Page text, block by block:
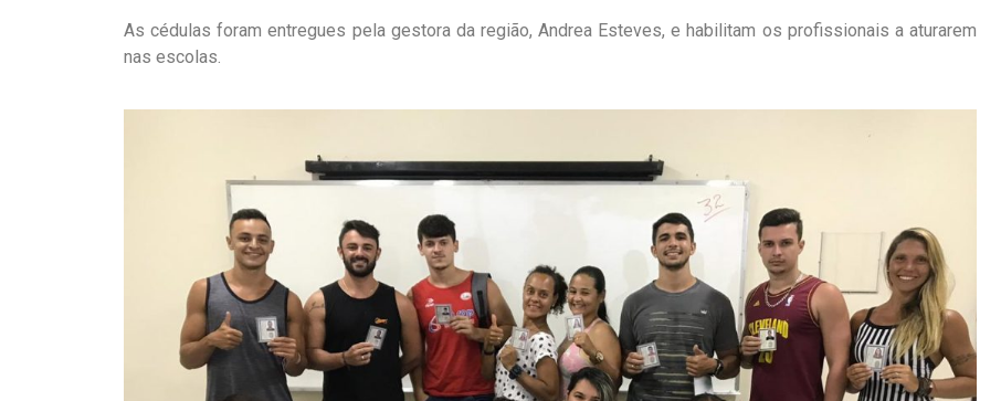
As cédulas foram entregues pela gestora da região, Andrea Esteves, e habilitam os profissionais a aturarem
nas escolas.